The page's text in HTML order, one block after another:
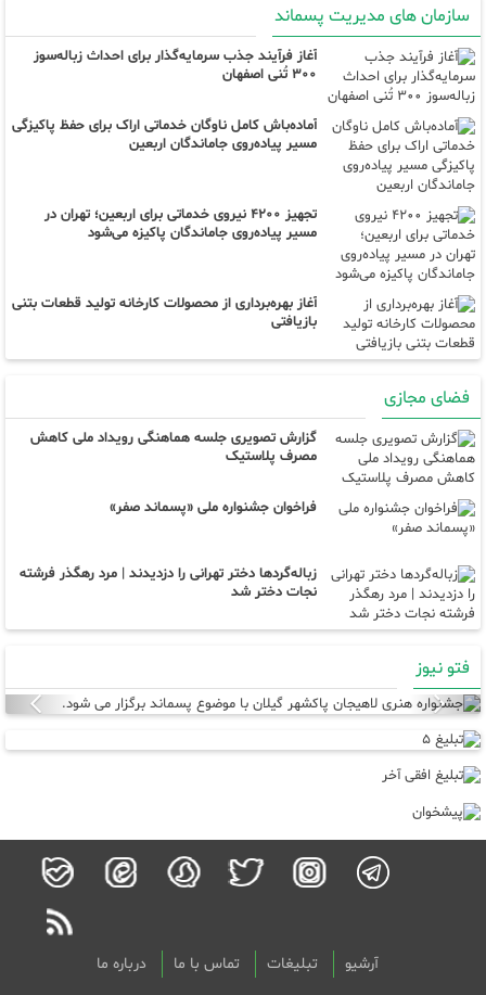
سازمان های مدیریت پسماند
آغاز فرآیند جذب سرمایه‌گذار برای احداث زباله‌سوز
۳۰۰ تُنی اصفهان
آماده‌باش کامل ناوگان خدماتی اراک برای حفظ پاکیزگی
مسیر پیاده‌روی جاماندگان اربعین
تجهیز ۴۲۰۰ نیروی خدماتی برای اربعین؛ تهران در
مسیر پیاده‌روی جاماندگان پاکیزه می‌شود
آغاز بهره‌برداری از محصولات کارخانه تولید قطعات بتنی
بازیافتی
فضای مجازی
گزارش تصویری جلسه هماهنگی رویداد ملی کاهش
مصرف پلاستیک
فراخوان جشنواره ملی «پسماند صفر»
زباله‌گردها دختر تهرانی را دزدیدند | مرد رهگذر فرشته
نجات دختر شد
فتو نیوز
Previous
آرشیو تبلیغات تماس با ما درباره ما